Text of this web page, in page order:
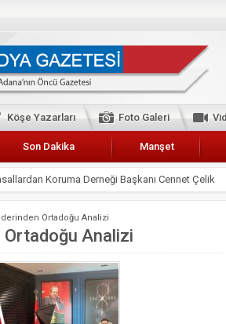
Köşe Yazarları Foto Galeri
Son Dakika Manşet
Koruma Derneği Başkanı Cennet Çelik
Güler’den Başkan Karalar’a hizmet çağrısı
ve Kebapçılar Esnaf Odası Başkanı Şefik
Abdurrahman Yücel
BİNASININ ÖNÜNDE ANNELER TARİH
TİCARET ODASI
emellerine asla erişemeyecekler
Ortadoğu Analizi
Ortadoğu Analizi